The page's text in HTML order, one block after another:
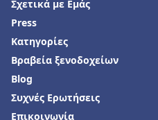
Σχετικά με Εμάς
Press
Κατηγορίες
Βραβεία ξενοδοχείων
Blog
Συχνές Ερωτήσεις
Επικοινωνία